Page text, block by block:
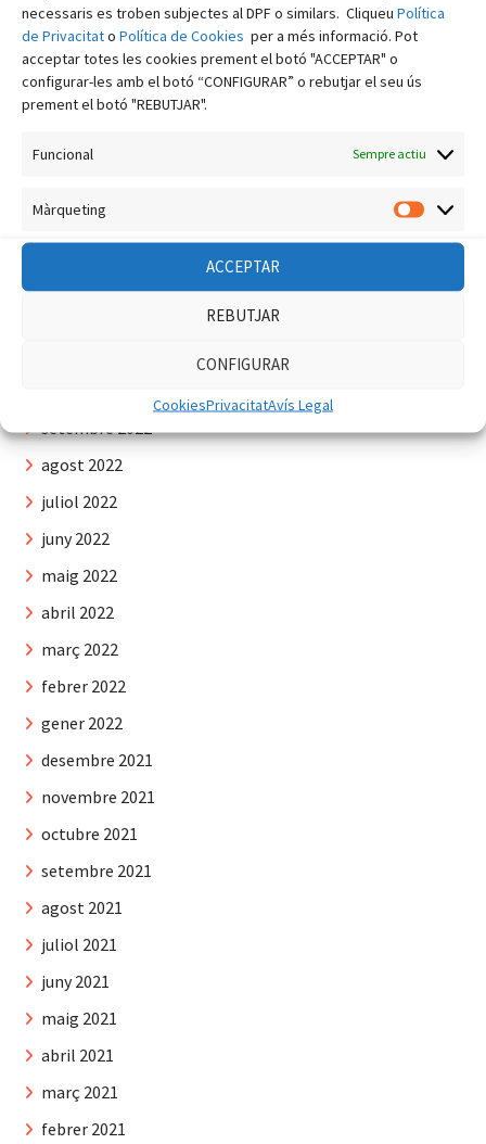
necessaris es troben subjectes al DPF o similars. Cliqueu Política
de Privacitato Política de Cookies per a més informació. Pot
acceptar totes les cookies prement el botó "ACCEPTAR" o
configurar-les amb el botó “CONFIGURAR” o rebutjar el seu ús
prement el botó "REBUTJAR".
Funcional Sempre actiu
Màrqueting
ACCEPTAR
REBUTJAR
CONFIGURAR
CookiesPrivacitatAvís Legal
agost 2023
juliol 2023
juny 2023
març 2023
febrer 2023
setembre 2022
agost 2022
juliol 2022
juny 2022
maig 2022
abril 2022
març 2022
febrer 2022
gener 2022
desembre 2021
novembre 2021
octubre 2021
setembre 2021
agost 2021
juliol 2021
juny 2021
maig 2021
abril 2021
març 2021
febrer 2021